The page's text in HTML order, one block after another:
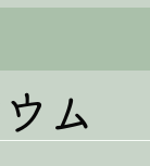
ム